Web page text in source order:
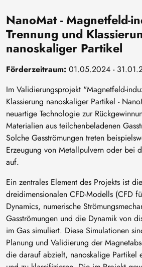
NanoMat - Magnetfeld-
Trennung und
nanoskaliger Partikel
Förderzeitraum: 01.05.2024 -
Im Validierungsprojekt "Magnetfeld-
Klassierung nanoskaliger Partikel -
neuartige Technologie zur
Materialien aus teilchenbeladenen
Solche Gasströmungen treten
Erzeugung von Metallpulvern oder bei
auf.
Ein zentrales Element des Projekts ist
dreidimensionalen CFD-Modells (CFD
Dynamics, numerische
Gasströmungen und die Dynamik von
im Gas simuliert. Diese Simulationen
Planung und Validierung der
die darauf abzielt, nanoskalige Partikel